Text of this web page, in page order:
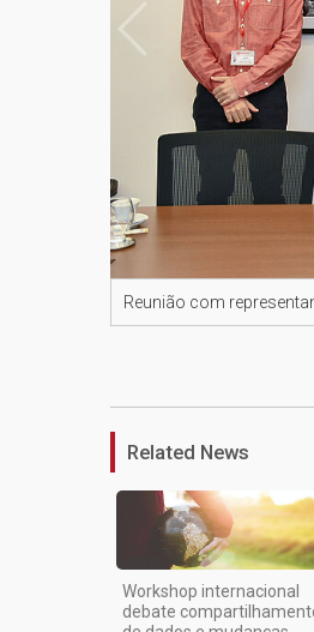
Reunião com
Related News
Workshop internacional
debate